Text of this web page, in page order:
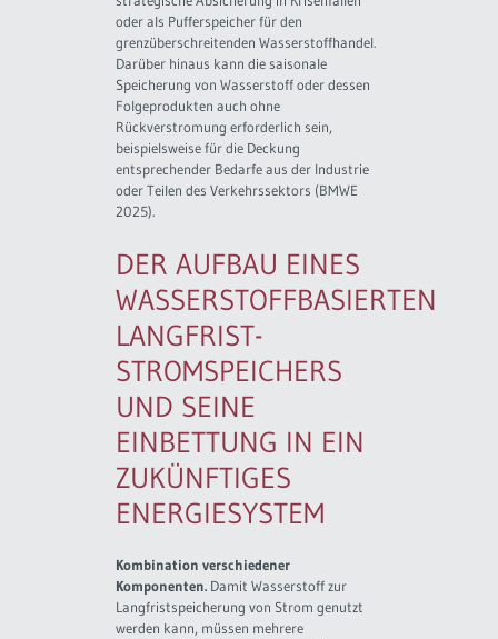
oder als Pufferspeicher für den
grenzüberschreitenden Wasserstoffhandel.
Darüber hinaus kann die saisonale
Speicherung von Wasserstoff oder dessen
Folgeprodukten auch ohne
Rückverstromung erforderlich sein,
beispielsweise für die Deckung
entsprechender Bedarfe aus der Industrie
oder Teilen des Verkehrssektors (BMWE
2025).
DER AUFBAU EINES
WASSERSTOFFBASIERTEN
LANGFRIST-
STROMSPEICHERS
UND SEINE
EINBETTUNG IN EIN
ZUKÜNFTIGES
ENERGIESYSTEM
Kombination verschiedener
Komponenten. Damit Wasserstoff zur
Langfristspeicherung von Strom genutzt
werden kann, müssen mehrere